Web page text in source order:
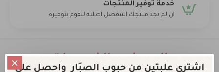
خدمة توفير المنتجات
ان لم تجد منتجك المفضل اطلبه لنقوم بتوفيره
العروض والخصومات